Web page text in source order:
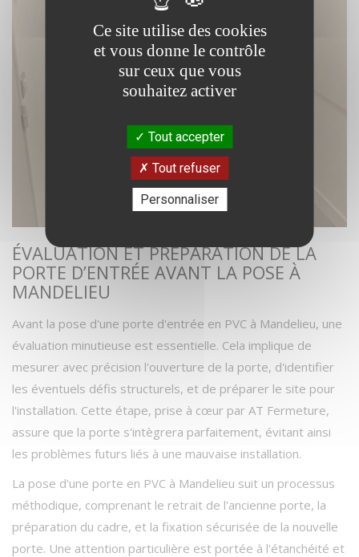
ÉVALUATION ET PRÉPARATION DE LA
PORTE D’ENTRÉE AVANT LA POSE À
MANDELIEU
Avant la pose d'une porte d'entrée en PVC à Mandelieu, une
évaluation minutieuse est essentielle. Cela implique de
mesurer avec précision l'ouverture de la porte, d'identifier
les éventuels défis structurels, et de préparer le site pour
l'installation. Cette étape, prise à cœur par AT Fermeture,
assure que la porte s'intègrera parfaitement, évitant ainsi
les problèmes futurs liés à une mauvaise installation.
La pose d'une porte en PVC à Mandelieu suit un processus
méthodique, comprenant le retrait de l'ancienne porte, la
préparation du cadre, et la fixation sécurisée de la nouvelle
porte. Une attention particulière est portée à l'étanchéité et
Ce site utilise des cookies
et vous donne le contrôle
sur ceux que vous
souhaitez activer
Tout accepter
Tout refuser
Personnaliser